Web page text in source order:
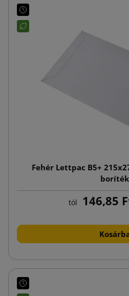
Fehér Lettpac B5+
boríték
tól 146,85